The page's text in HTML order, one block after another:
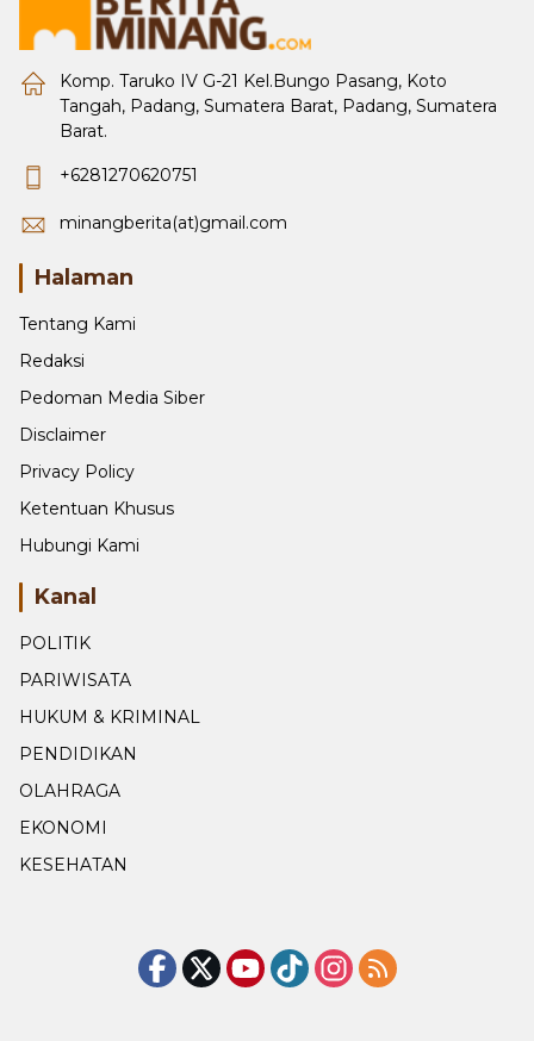
Komp. Taruko IV G-21 Kel.Bungo Pasang, Koto
Tangah, Padang, Sumatera Barat, Padang, Sumatera
Barat.
+6281270620751
minangberita(at)gmail.com
Halaman
Tentang Kami
Redaksi
Pedoman Media Siber
Disclaimer
Privacy Policy
Ketentuan Khusus
Hubungi Kami
Kanal
POLITIK
PARIWISATA
HUKUM & KRIMINAL
PENDIDIKAN
OLAHRAGA
EKONOMI
KESEHATAN